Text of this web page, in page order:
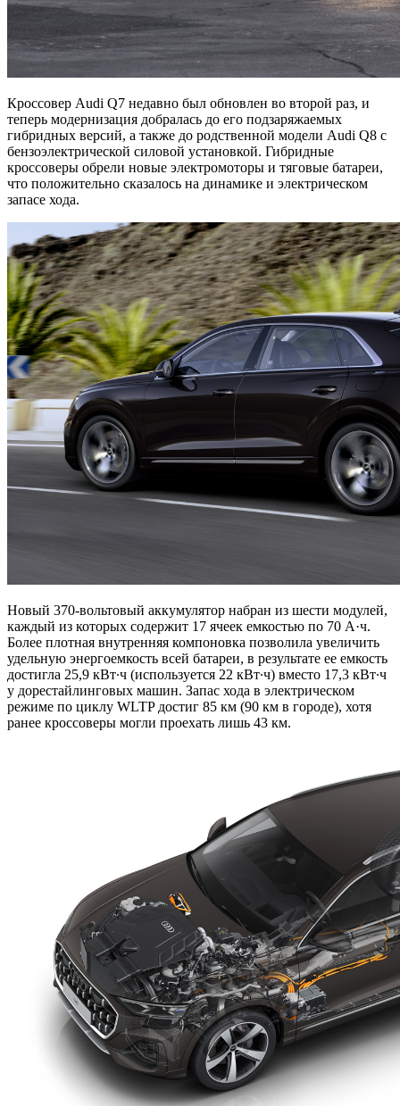
Кроссовер Audi Q7 недавно был обновлен во второй раз, и
теперь модернизация добралась до его подзаряжаемых
гибридных версий, а также до родственной модели Audi Q8 с
бензоэлектрической силовой установкой. Гибридные
кроссоверы обрели новые электромоторы и тяговые батареи,
что положительно сказалось на динамике и электрическом
запасе хода.
Новый 370-вольтовый аккумулятор набран из шести модулей,
каждый из которых содержит 17 ячеек емкостью по 70 А·ч.
Более плотная внутренняя компоновка позволила увеличить
удельную энергоемкость всей батареи, в результате ее емкость
достигла 25,9 кВт∙ч (используется 22 кВт∙ч) вместо 17,3 кВт∙ч
у дорестайлинговых машин. Запас хода в электрическом
режиме по циклу WLTP достиг 85 км (90 км в городе), хотя
ранее кроссоверы могли проехать лишь 43 км.